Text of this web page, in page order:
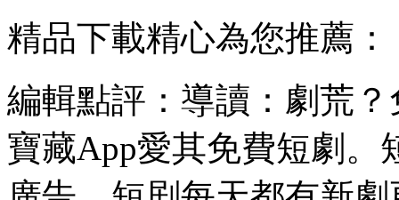
精品下載精心為您推薦：
編輯點評：導讀：劇荒
寶藏App愛其免費短劇。